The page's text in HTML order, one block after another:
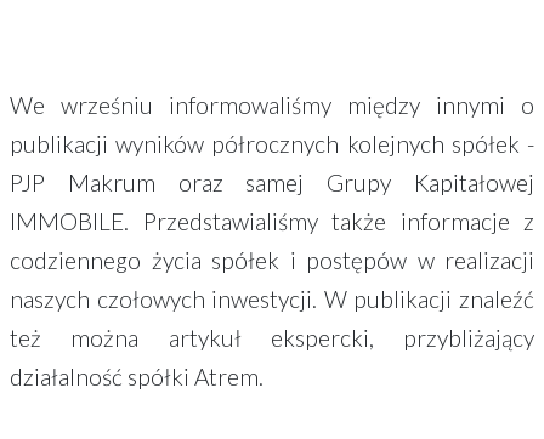
We wrześniu informowaliśmy między innymi o
publikacji wyników półrocznych kolejnych spółek -
PJP Makrum oraz samej Grupy Kapitałowej
IMMOBILE. Przedstawialiśmy także informacje z
codziennego życia spółek i postępów w realizacji
naszych czołowych inwestycji. W publikacji znaleźć
też można artykuł ekspercki, przybliżający
działalność spółki Atrem.